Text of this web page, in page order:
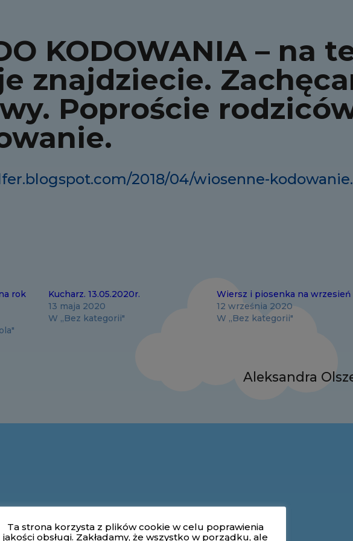
KODOWANIA – na
znajdziecie.
Poproście
2018/04/wiosenne-
rok
Kucharz. 13.05.2020r.
13 maja 2020
W „Bez kategorii"
Wiersz i piosenka na wrzesień
12 września 2020
W „Bez kategorii"
Aleksandra
Ta strona korzysta z plików cookie w celu poprawienia
jakości obsługi. Zakładamy, że wszystko w porządku, ale